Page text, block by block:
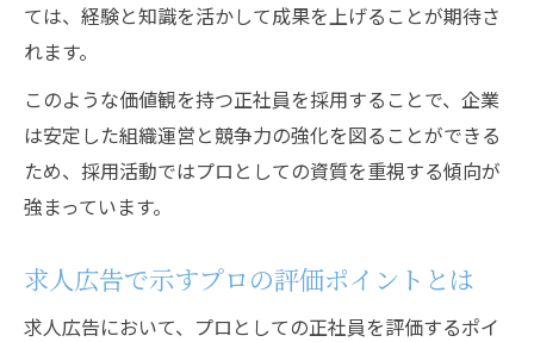
ては、経験と知識を活かして成果を上げることが期待さ
れます。
このような価値観を持つ正社員を採用することで、企業
は安定した組織運営と競争力の強化を図ることができる
ため、採用活動ではプロとしての資質を重視する傾向が
強まっています。
求人広告で示すプロの評価ポイントとは
求人広告において、プロとしての正社員を評価するポイ